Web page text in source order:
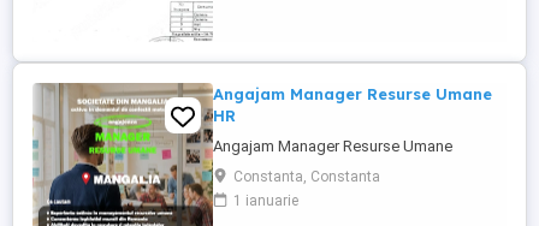
Angajam Manager Resurse Umane
HR
Angajam Manager Resurse Umane
Constanta, Constanta
1 ianuarie